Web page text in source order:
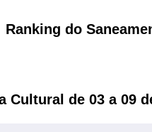
Ranking do
Cultural de 03 a 09